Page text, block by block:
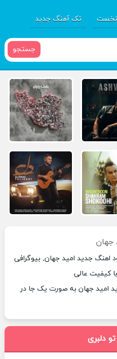
تک آهنگ جدید
جستجو
جهان
اهنگ جدید امید جهان, بیوگرافی
کیفیت عالی
امید جهان به صورت یک جا در
دلبری